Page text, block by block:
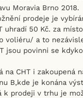
Moravia Brno 2018.
prodeje je
uhradí 50 Kč. za
voliéru/ a to
jsou povinni se
na CHT i zakoupená
B,kde je konána
k prodeji v trhu je